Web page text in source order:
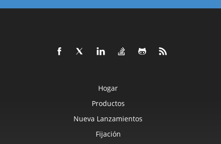
Hogar
Productos
Nueva Lanzamientos
Fijación